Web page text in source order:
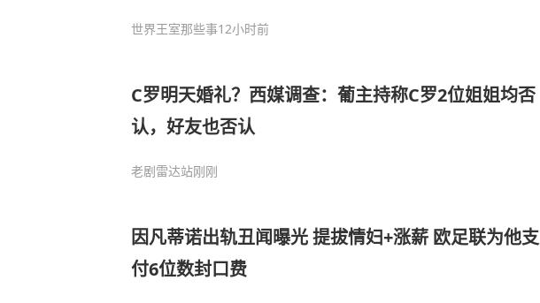
世界王室那些事12小时前
C罗明天婚礼？西媒调查：葡主持称C罗2位姐姐均否
认，好友也否认
老剧雷达站刚刚
因凡蒂诺出轨丑闻曝光 提拔情妇+涨薪 欧足联为他支
付6位数封口费